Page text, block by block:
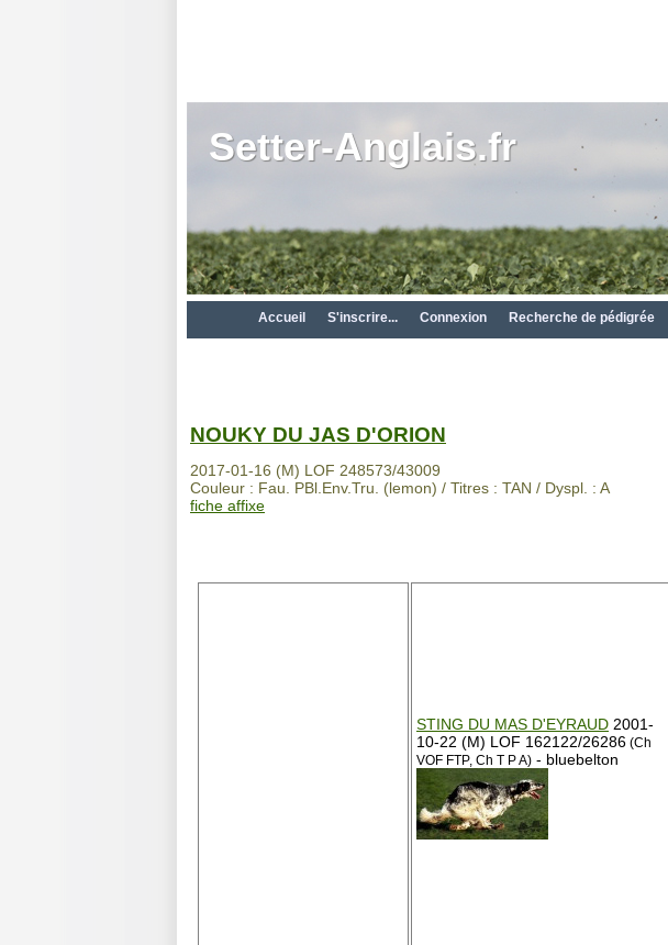
Setter-Anglais.fr
Accueil S'inscrire... Connexion Recherche de pédigrée
NOUKY DU JAS D'ORION
2017-01-16 (M) LOF 248573/43009
Couleur : Fau. PBl.Env.Tru. (lemon) / Titres : TAN / Dyspl. : A
fiche affixe
STING DU MAS D'EYRAUD 2001-
10-22 (M) LOF 162122/26286 (Ch
VOF FTP, Ch T P A) - bluebelton